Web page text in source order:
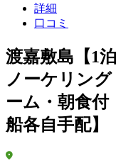
詳細
口コミ
渡嘉敷島【1
ノーケリン
ーム・朝食付
船各自手配】